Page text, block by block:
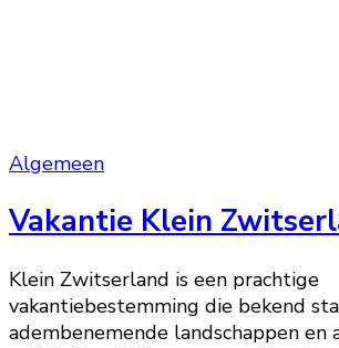
Algemeen
Vakantie Klein
Klein Zwitserland is een prachtige
vakantiebestemming die bekend
adembenemende landschappen en